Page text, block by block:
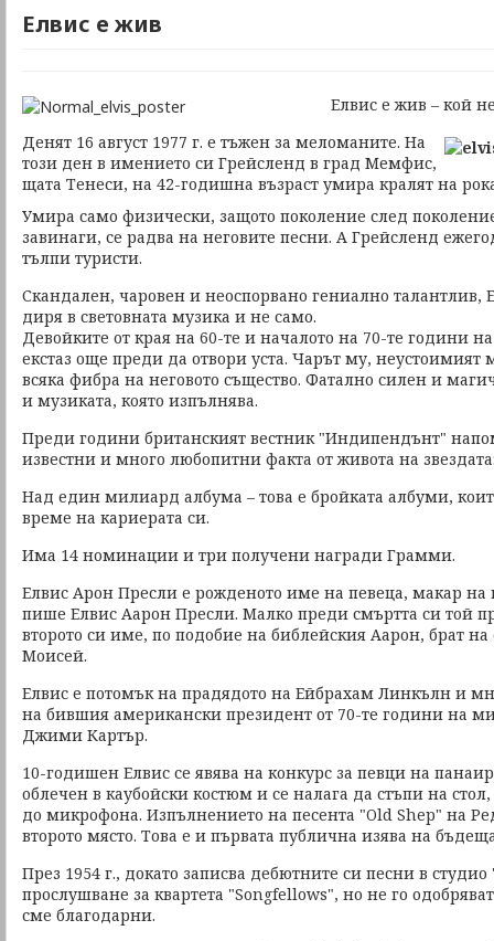
Елвис е жив
Елвис е жив – кой
Денят 16 август 1977 г. е тъжен за меломаните. На
този ден в имението си Грейсленд в град Мемфис,
щата Тенеси, на 42-годишна възраст умира кралят на
Умира само физически, защото поколение след
завинаги, се радва на неговите песни. А Грейсленд
тълпи туристи.
Скандален, чаровен и неоспорвано гениално талантлив,
диря в световната музика и не само.
Девойките от края на 60-те и началото на 70-те години
екстаз още преди да отвори уста. Чарът му, неустоимият
всяка фибра на неговото същество. Фатално силен и
и музиката, която изпълнява.
Преди години британският вестник "Индипендънт"
известни и много любопитни факта от живота на
Над един милиард албума – това е бройката албуми,
време на кариерата си.
Има 14 номинации и три получени награди Грамми.
Елвис Арон Пресли е рожденото име на певеца, макар
пише Елвис Аарон Пресли. Малко преди смъртта си той
второто си име, по подобие на библейския Аарон, брат на
Моисей.
Елвис е потомък на прадядото на Ейбрахам Линкълн и
на бившия американски президент от 70-те години на
Джими Картър.
10-годишен Елвис се явява на конкурс за певци на
облечен в каубойски костюм и се налага да стъпи на
до микрофона. Изпълнението на песента "Old Shep" на
второто място. Това е и първата публична изява на
През 1954 г., докато записва дебютните си песни в
прослушване за квартета "Songfellows", но не го
сме благодарни.